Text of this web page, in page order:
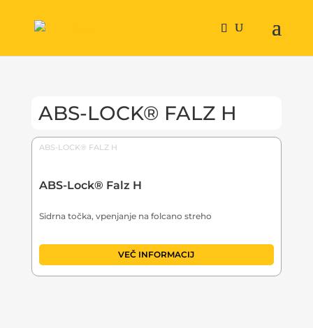
ABS-LOCK® FALZ H
ABS-LOCK® FALZ H
ABS-Lock® Falz H
Sidrna točka, vpenjanje na folcano streho
VEČ INFORMACIJ